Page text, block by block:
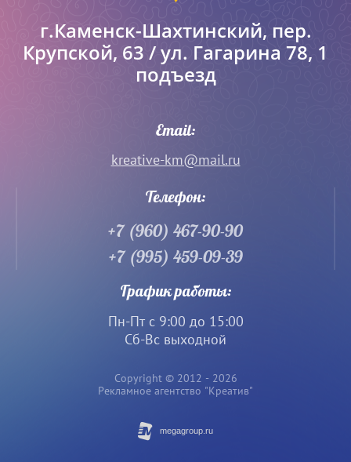
г.Каменск-Шахтинский, пер.
Крупской, 63 / ул. Гагарина 78, 1
подъезд
Email:
kreative-km@mail.ru
Телефон:
+7 (960) 467-90-90
+7 (995) 459-09-39
График работы:
Пн-Пт с 9:00 до 15:00
Сб-Вс выходной
Copyright © 2012 - 2026
Рекламное агентство "Креатив"